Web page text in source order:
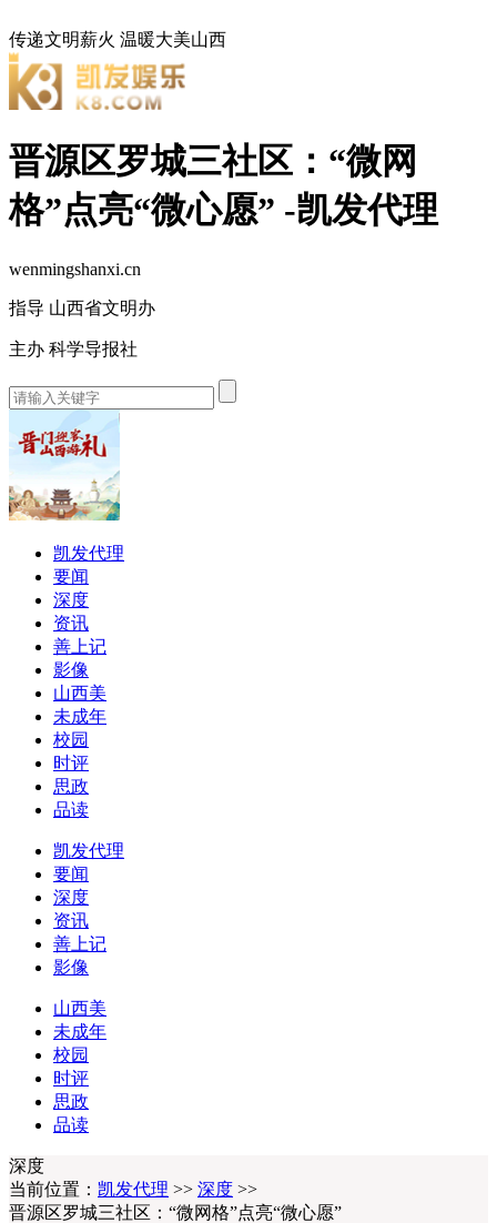
传递文明薪火 温暖大美山西
晋源区罗城三社区：“微网
格”点亮“微心愿” -凯发代理
wenmingshanxi.cn
指导 山西省文明办
主办 科学导报社
凯发代理
要闻
深度
资讯
善上记
影像
山西美
未成年
校园
时评
思政
品读
凯发代理
要闻
深度
资讯
善上记
影像
山西美
未成年
校园
时评
思政
品读
深度
当前位置： 凯发代理 >> 深度 >>
晋源区罗城三社区：“微网格”点亮“微心愿”